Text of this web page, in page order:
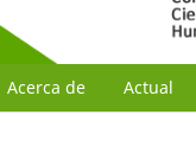
Acerca de Actual